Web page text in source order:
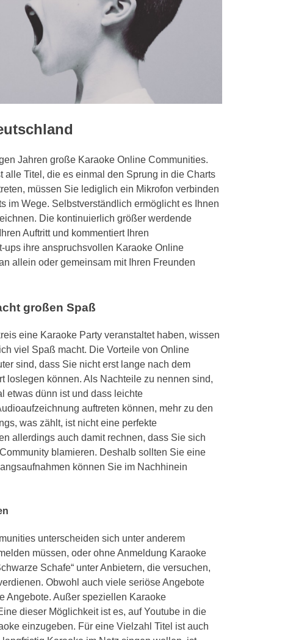
Jahren große Karaoke Online Communities.
Titel, die es einmal den Sprung in die Charts
müssen Sie lediglich ein Mikrofon verbinden
im Wege. Selbstverständlich ermöglicht es Ihnen
Die kontinuierlich größer werdende
Auftritt und kommentiert Ihren
ihre anspruchsvollen Karaoke Online
allein oder gemeinsam mit Ihren Freunden
großen Spaß
eine Karaoke Party veranstaltet haben, wissen
viel Spaß macht. Die Vorteile von Online
sind, dass Sie nicht erst lange nach dem
loslegen können. Als Nachteile zu nennen sind,
etwas dünn ist und dass leichte
auftreten können, mehr zu den
was zählt, ist nicht eine perfekte
allerdings auch damit rechnen, dass Sie sich
blamieren. Deshalb sollten Sie eine
können Sie im Nachhinein
unterscheiden sich unter anderem
müssen, oder ohne Anmeldung Karaoke
Schafe“ unter Anbietern, die versuchen,
Obwohl auch viele seriöse Angebote
Angebote. Außer speziellen Karaoke
dieser Möglichkeit ist es, auf Youtube in die
einzugeben. Für eine Vielzahl Titel ist auch